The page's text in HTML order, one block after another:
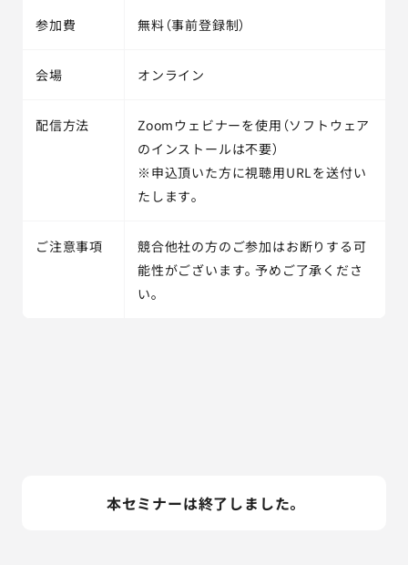
参加費 無料（事前登録制）
会場 オンライン
配信方法
Zoomウェビナーを使用（ソフトウェア
のインストールは不要）
※申込頂いた方に視聴用URLを送付い
たします。
ご注意事項
競合他社の方のご参加はお断りする可
能性がございます。予めご了承くださ
い。
本セミナーは終了しました。